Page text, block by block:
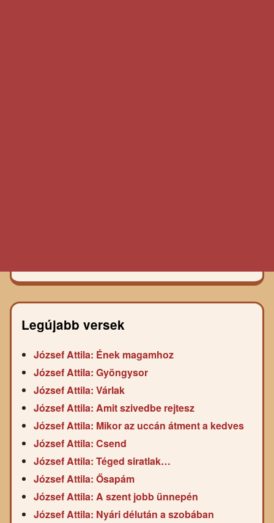
Legújabb versek
József Attila: Ének magamhoz
József Attila: Gyöngysor
József Attila: Várlak
József Attila: Amit szivedbe rejtesz
József Attila: Mikor az uccán átment a kedves
József Attila: Csend
József Attila: Téged siratlak…
József Attila: Ősapám
József Attila: A szent jobb ünnepén
József Attila: Nyári délután a szobában